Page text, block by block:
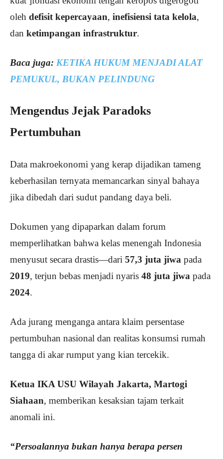
oleh defisit kepercayaan, inefisiensi tata kelola,
dan ketimpangan infrastruktur.
Baca juga: KETIKA HUKUM MENJADI ALAT
PEMUKUL, BUKAN PELINDUNG
Mengendus Jejak Paradoks
Pertumbuhan
Data makroekonomi yang kerap dijadikan tameng
keberhasilan ternyata memancarkan sinyal bahaya
jika dibedah dari sudut pandang daya beli.
Dokumen yang dipaparkan dalam forum
memperlihatkan bahwa kelas menengah Indonesia
menyusut secara drastis—dari 57,3 juta jiwa pada
2019, terjun bebas menjadi nyaris 48 juta jiwa pada
2024.
Ada jurang menganga antara klaim persentase
pertumbuhan nasional dan realitas konsumsi rumah
tangga di akar rumput yang kian tercekik.
Ketua IKA USU Wilayah Jakarta, Martogi
Siahaan, memberikan kesaksian tajam terkait
anomali ini.
“Persoalannya bukan hanya berapa persen